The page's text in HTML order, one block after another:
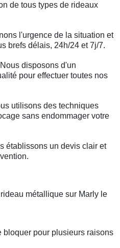
de tous types de rideaux
l'urgence de la situation et
brefs délais, 24h/24 et 7j/7.
disposons d'un
pour effectuer toutes nos
utilisons des techniques
sans endommager votre
établissons un devis clair et
métallique sur Marly le
bloquer pour plusieurs raisons